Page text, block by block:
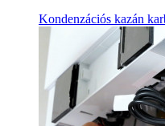
Kondenzációs kazán